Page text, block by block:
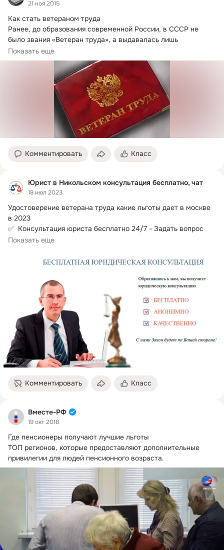
21 ноя 2015
Как стать ветераном труда
Ранее, до образования современной России, в СССР не
было звания «Ветеран труда», а выдавалась лишь
нагрудная...
Показать еще
Комментировать Класс
Юрист в Никольском консультация бесплатно, чат
18 июл 2023
Удостоверение ветерана труда какие льготы дает в москве
в 2023
✅  Консультация юриста бесплатно 24/7 - Задать вопрос
онлайн!
Показать еще
Комментировать Класс
Вместе-РФ
19 окт 2018
Где пенсионеры получают лучшие льготы
ТОП регионов, которые предоставляют дополнительные
привилегии для людей пенсионного возраста.